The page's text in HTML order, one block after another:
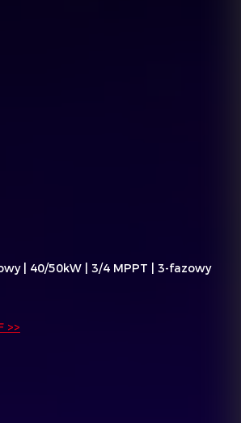
| 40/50kW | 3/4 MPPT | 3-fazowy
>>